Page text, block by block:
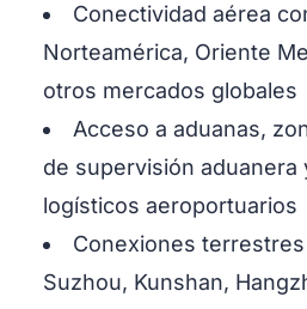
Conectividad aérea
Norteamérica, Oriente
otros mercados globales
Acceso a aduanas,
de supervisión aduanera
logísticos aeroportuarios
Conexiones
Suzhou, Kunshan,